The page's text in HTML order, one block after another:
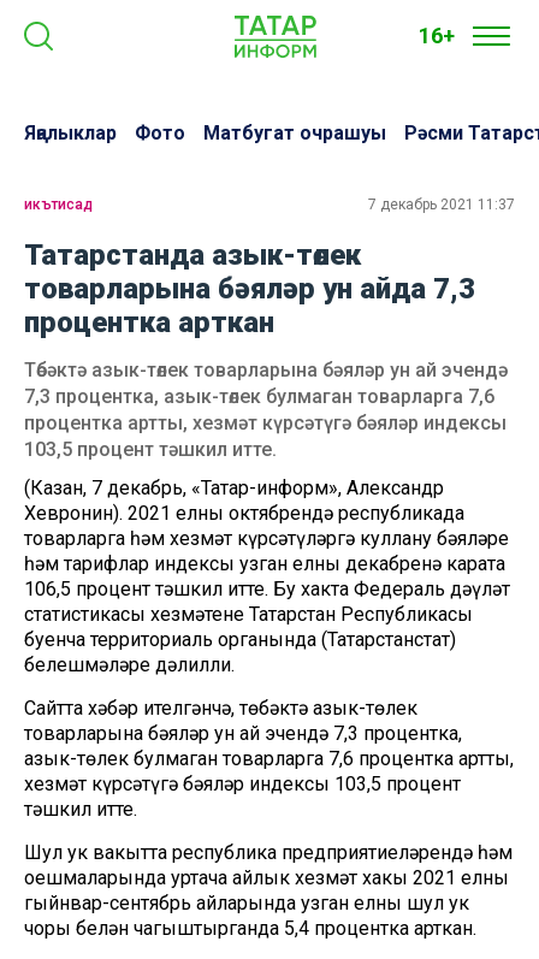
16+
Яңалыклар Фото Матбугат очрашуы Рәсми
икътисад 7 декабрь 2021 11:37
Татарстанда азык-төлек
товарларына бәяләр ун айда 7,3
процентка арткан
Төбәктә азык-төлек товарларына бәяләр ун ай эчендә
7,3 процентка, азык-төлек булмаган товарларга 7,6
процентка артты, хезмәт күрсәтүгә бәяләр индексы
103,5 процент тәшкил итте.
(Казан, 7 декабрь, «Татар-информ», Александр
Хевронин). 2021 елның октябрендә республикада
товарларга һәм хезмәт күрсәтүләргә куллану бәяләре
һәм тарифлар индексы узган елның декабренә карата
106,5 процент тәшкил итте. Бу хакта Федераль дәүләт
статистикасы хезмәтенең Татарстан Республикасы
буенча территориаль органында (Татарстанстат)
белешмәләре дәлилли.
Сайтта хәбәр ителгәнчә, төбәктә азык-төлек
товарларына бәяләр ун ай эчендә 7,3 процентка,
азык-төлек булмаган товарларга 7,6 процентка артты,
хезмәт күрсәтүгә бәяләр индексы 103,5 процент
тәшкил итте.
Шул ук вакытта республика предприятиеләрендә һәм
оешмаларында уртача айлык хезмәт хакы 2021 елның
гыйнвар-сентябрь айларында узган елның шул ук
чоры белән чагыштырганда 5,4 процентка арткан.